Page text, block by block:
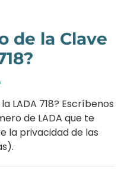
de la Clave
LADA 718? Escríbenos
de LADA que te
la privacidad de las